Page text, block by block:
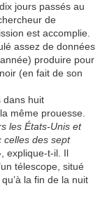
jours passés au
de
est accomplie.
assez de données
produire pour
(en fait de son
dans huit
même prouesse.
les États-Unis et
celles des sept
explique-t-il. Il
télescope, situé
la fin de la nuit